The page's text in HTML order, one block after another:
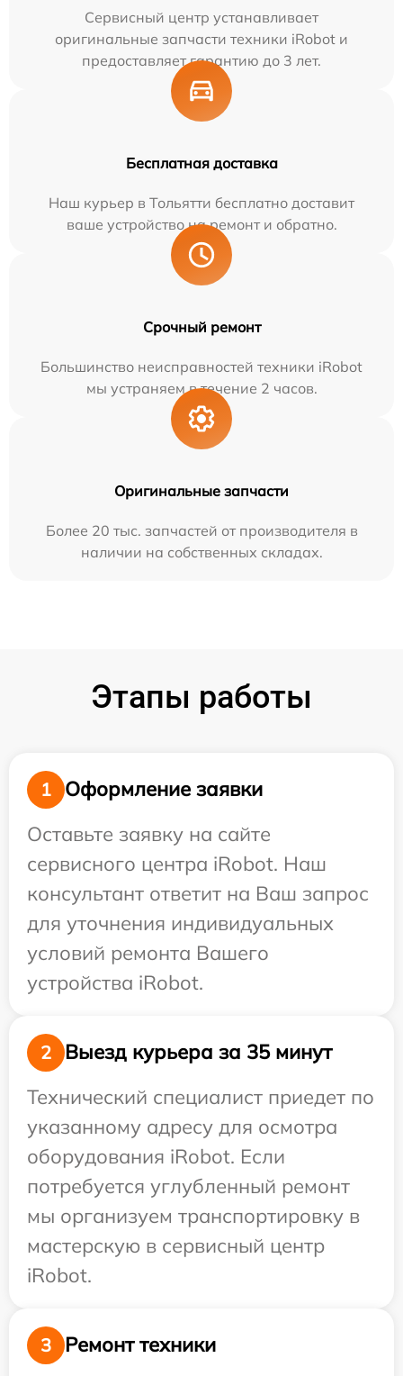
Сервисный центр устанавливает
оригинальные запчасти техники iRobot и
предоставляет гарантию до 3 лет.
Бесплатная доставка
Наш курьер в Тольятти бесплатно доставит
ваше устройство на ремонт и обратно.
Срочный ремонт
Большинство неисправностей техники iRobot
мы устраняем в течение 2 часов.
Оригинальные запчасти
Более 20 тыс. запчастей от производителя в
наличии на собственных складах.
Этапы работы
1
Оформление заявки
Оставьте заявку на сайте
сервисного центра iRobot. Наш
консультант ответит на Ваш запрос
для уточнения индивидуальных
условий ремонта Вашего
устройства iRobot.
2
Выезд курьера за 35 минут
Технический специалист приедет по
указанному адресу для осмотра
оборудования iRobot. Если
потребуется углубленный ремонт
мы организуем транспортировку в
мастерскую в сервисный центр
iRobot.
3 Ремонт техники